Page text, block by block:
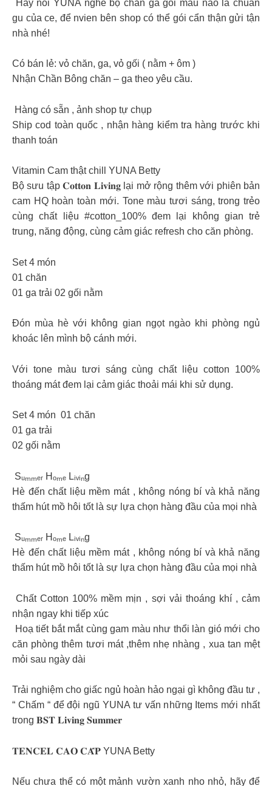
Hãy nói YUNA nghe bộ chăn ga gối màu nào là chuẩn
gu của ce, để nvien bên shop có thể gói cẩn thận gửi tận
nhà nhé!
Có bán lẻ: vỏ chăn, ga, vỏ gối ( nằm + ôm )
Nhận Chần Bông chăn – ga theo yêu cầu.
Hàng có sẵn , ảnh shop tự chụp
Ship cod toàn quốc , nhận hàng kiểm tra hàng trước khi
thanh toán
Vitamin Cam thật chill YUNA Betty
Bộ sưu tập 𝐂𝐨𝐭𝐭𝐨𝐧 𝐋𝐢𝐯𝐢𝐧𝐠 lại mở rộng thêm với phiên bản
cam HQ hoàn toàn mới. Tone màu tươi sáng, trong trẻo
cùng chất liệu #cotton_100% đem lại không gian trẻ
trung, năng động, cùng cảm giác refresh cho căn phòng.
Set 4 món
01 chăn
01 ga trải 02 gối nằm
Đón mùa hè với không gian ngọt ngào khi phòng ngủ
khoác lên mình bộ cánh mới.
Với tone màu tươi sáng cùng chất liệu cotton 100%
thoáng mát đem lại cảm giác thoải mái khi sử dụng.
Set 4 món 01 chăn
01 ga trải
02 gối nằm
Sᵤₘₘₑᵣ Hₒₘₑ Lᵢᵥᵢₙg
Hè đến chất liệu mềm mát , không nóng bí và khả năng
thấm hút mồ hôi tốt là sự lựa chọn hàng đầu của mọi nhà
Sᵤₘₘₑᵣ Hₒₘₑ Lᵢᵥᵢₙg
Hè đến chất liệu mềm mát , không nóng bí và khả năng
thấm hút mồ hôi tốt là sự lựa chọn hàng đầu của mọi nhà
Chất Cotton 100% mềm mịn , sợi vải thoáng khí , cảm
nhận ngay khi tiếp xúc
Hoạ tiết bắt mắt cùng gam màu như thổi làn gió mới cho
căn phòng thêm tươi mát ,thêm nhẹ nhàng , xua tan mệt
mỏi sau ngày dài
Trải nghiệm cho giấc ngủ hoàn hảo ngại gì không đầu tư ,
“ Chấm “ để đội ngũ YUNA tư vấn những Items mới nhất
trong 𝐁𝐒𝐓 𝐋𝐢𝐯𝐢𝐧𝐠 𝐒𝐮𝐦𝐦𝐞𝐫
𝐓𝐄𝐍𝐂𝐄𝐋 𝐂𝐀𝐎 𝐂𝐀̂́𝐏 YUNA Betty
Nếu chưa thể có một mảnh vườn xanh nho nhỏ, hãy để